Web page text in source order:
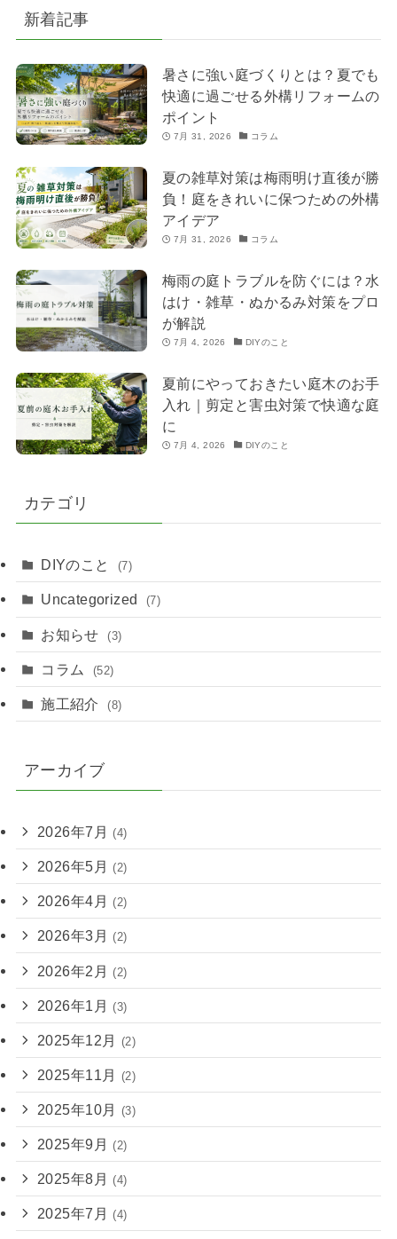
新着記事
暑さに強い庭づくりとは？夏でも
快適に過ごせる外構リフォームの
ポイント
7月 31, 2026 コラム
夏の雑草対策は梅雨明け直後が勝
負！庭をきれいに保つための外構
アイデア
7月 31, 2026 コラム
梅雨の庭トラブルを防ぐには？水
はけ・雑草・ぬかるみ対策をプロ
が解説
7月 4, 2026 DIYのこと
夏前にやっておきたい庭木のお手
入れ｜剪定と害虫対策で快適な庭
に
7月 4, 2026 DIYのこと
カテゴリ
DIYのこと (7)
Uncategorized (7)
お知らせ (3)
コラム (52)
施工紹介 (8)
アーカイブ
2026年7月 (4)
2026年5月 (2)
2026年4月 (2)
2026年3月 (2)
2026年2月 (2)
2026年1月 (3)
2025年12月 (2)
2025年11月 (2)
2025年10月 (3)
2025年9月 (2)
2025年8月 (4)
2025年7月 (4)